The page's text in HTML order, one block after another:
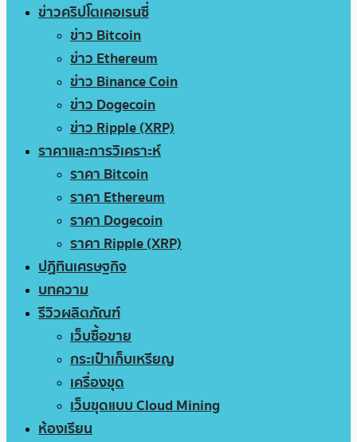
ข่าวคริปโตเคอเรนซี่
ข่าว Bitcoin
ข่าว Ethereum
ข่าว Binance Coin
ข่าว Dogecoin
ข่าว Ripple (XRP)
ราคาและการวิเคราะห์
ราคา Bitcoin
ราคา Ethereum
ราคา Dogecoin
ราคา Ripple (XRP)
ปฏิทินเศรษฐกิจ
บทความ
รีวิวผลิตภัณฑ์
เว็บซื้อขาย
กระเป๋าเก็บเหรียญ
เครื่องขุด
เว็บขุดแบบ Cloud Mining
ห้องเรียน